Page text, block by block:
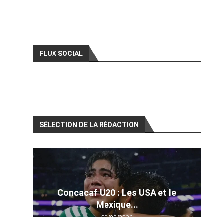
FLUX SOCIAL
SÉLECTION DE LA RÉDACTION
Concacaf U20 : Les USA et le
Mexique...